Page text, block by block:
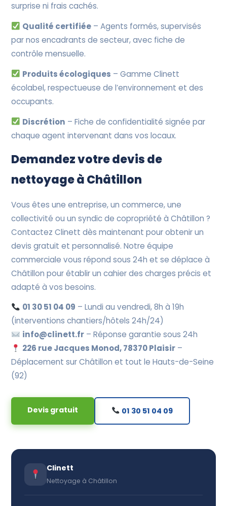
surprise ni frais cachés.
Qualité certifiée– Agents formés, supervisés
par nos encadrants de secteur, avec fiche de
contrôle mensuelle.
Produits écologiques – Gamme Clinett
écolabel, respectueuse de l’environnement et des
occupants.
Discrétion – Fiche de confidentialité signée par
chaque agent intervenant dans vos locaux.
Demandez votre devis de
nettoyage à Châtillon
Vous êtes une entreprise, un commerce, une
collectivité ou un syndic de copropriété à Châtillon ?
Contactez Clinett dès maintenant pour obtenir un
devis gratuit et personnalisé. Notre équipe
commerciale vous répond sous 24h et se déplace à
Châtillon pour établir un cahier des charges précis et
adapté à vos besoins.
01 30 51 04 09 – Lundi au vendredi, 8h à 19h
(interventions chantiers/hôtels 24h/24)
info@clinett.fr– Réponse garantie sous 24h
226 rue Jacques Monod, 78370 Plaisir–
Déplacement sur Châtillon et tout le Hauts-de-Seine
(92)
Devis gratuit 01 30 51 04 09
Clinett
Nettoyage à Châtillon